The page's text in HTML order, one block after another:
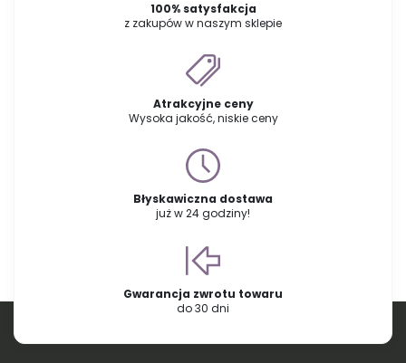
100% satysfakcja
z zakupów w naszym sklepie
Atrakcyjne ceny
Wysoka jakość, niskie ceny
Błyskawiczna dostawa
już w 24 godziny!
Gwarancja zwrotu towaru
do 30 dni